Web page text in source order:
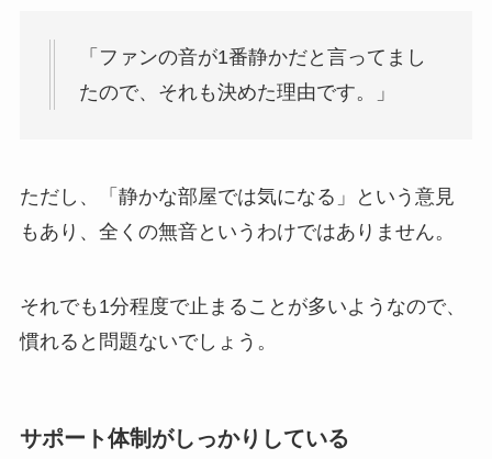
「ファンの音が1番静かだと言ってまし
たので、それも決めた理由です。」
ただし、「静かな部屋では気になる」という意見
もあり、全くの無音というわけではありません。
それでも1分程度で止まることが多いようなので、
慣れると問題ないでしょう。
サポート体制がしっかりしている